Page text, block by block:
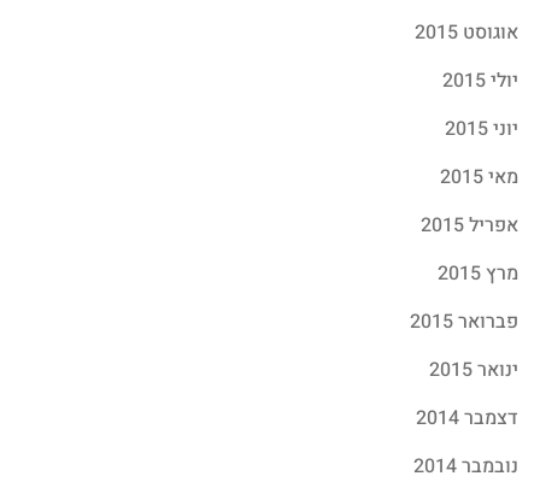
אוגוסט 2015
יולי 2015
יוני 2015
מאי 2015
אפריל 2015
מרץ 2015
פברואר 2015
ינואר 2015
דצמבר 2014
נובמבר 2014